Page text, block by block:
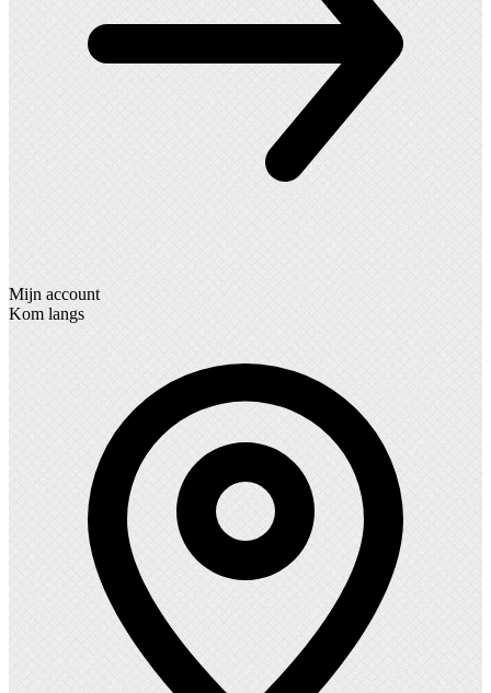
Mijn account
Kom langs